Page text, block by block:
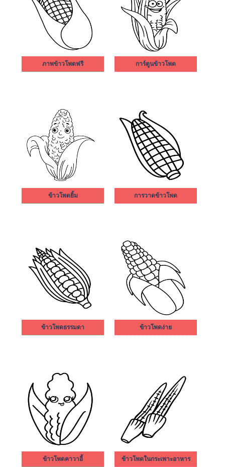
ภาพข้าวโพดฟรี การ์ตูนข้าวโพด
ข้าวโพดยิ้ม การวาดข้าวโพด
ข้าวโพดธรรมดา ข้าวโพดง่าย
ข้าวโพดคาวาอี้ ข้าวโพดในกระเพาะอาหาร